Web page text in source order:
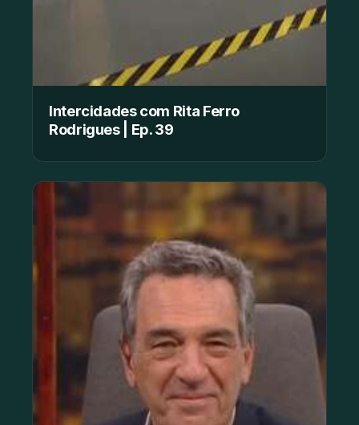
Intercidades com Rita Ferro
Rodrigues | Ep. 39